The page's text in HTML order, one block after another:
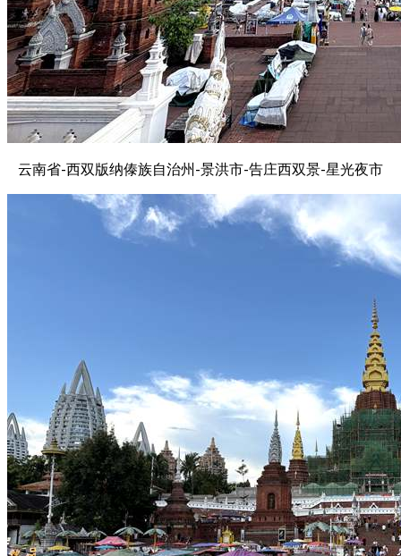
云南省-西双版纳傣族自治州-景洪市-告庄西双景-星光夜市